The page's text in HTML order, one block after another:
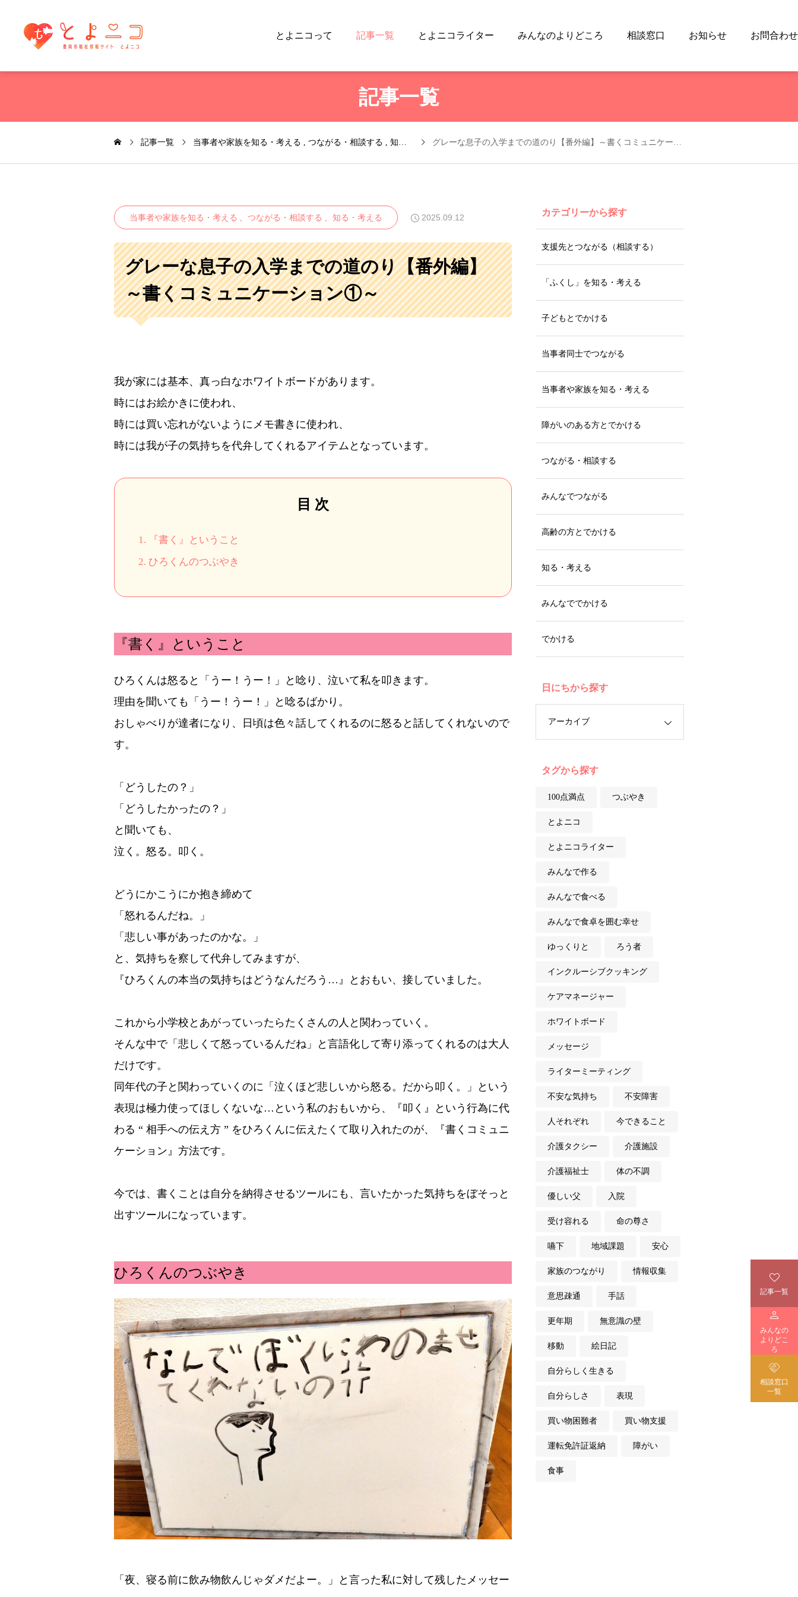
とよニコって 記事一覧 とよニコライター みんなのよりどころ 相談窓口 お知らせ お問合わせ

記事一覧

みんなの
よりどこ
ろ

相談窓口
一覧
記事一覧
記事一覧 当事者や家族を知る・考える つながる・相談する 知る・考える グレーな息子の入学までの道のり【番外編】～書くコミュニケーション①～
当事者や家族を知る・考える つながる・相談する 知る・考える 2025.09.12
グレーな息子の入学までの道のり【番外編】
～書くコミュニケーション①～
我が家には基本、真っ白なホワイトボードがあります。
時にはお絵かきに使われ、
時には買い忘れがないようにメモ書きに使われ、
時には我が子の気持ちを代弁してくれるアイテムとなっています。
目 次
1. 『書く』ということ
2. ひろくんのつぶやき
『書く』ということ
ひろくんは怒ると「うー！うー！」と唸り、泣いて私を叩きます。
理由を聞いても「うー！うー！」と唸るばかり。
おしゃべりが達者になり、日頃は色々話してくれるのに怒ると話してくれないので
す。
「どうしたの？」
「どうしたかったの？」
と聞いても、
泣く。怒る。叩く。
どうにかこうにか抱き締めて
「怒れるんだね。」
「悲しい事があったのかな。」
と、気持ちを察して代弁してみますが、
『ひろくんの本当の気持ちはどうなんだろう…』とおもい、接していました。
これから小学校とあがっていったらたくさんの人と関わっていく。
そんな中で「悲しくて怒っているんだね」と言語化して寄り添ってくれるのは大人
だけです。
同年代の子と関わっていくのに「泣くほど悲しいから怒る。だから叩く。」という
表現は極力使ってほしくないな…という私のおもいから、『叩く』という行為に代
わる “ 相手への伝え方 ” をひろくんに伝えたくて取り入れたのが、『書くコミュニ
ケーション』方法です。
今では、書くことは自分を納得させるツールにも、言いたかった気持ちをぼそっと
出すツールになっています。
ひろくんのつぶやき
「夜、寝る前に飲み物飲んじゃダメだよー。」と言った私に対して残したメッセー
カテゴリーから探す
支援先とつながる（相談する）
「ふくし」を知る・考える
子どもとでかける
当事者同士でつながる
当事者や家族を知る・考える
障がいのある方とでかける
つながる・相談する
みんなでつながる
高齢の方とでかける
知る・考える
みんなででかける
でかける
日にちから探す
タグから探す
100点満点 つぶやき
とよニコ
とよニコライター
みんなで作る
みんなで食べる
みんなで食卓を囲む幸せ
ゆっくりと ろう者
インクルーシブクッキング
ケアマネージャー
ホワイトボード
メッセージ
ライターミーティング
不安な気持ち 不安障害
人それぞれ 今できること
介護タクシー 介護施設
介護福祉士 体の不調
優しい父 入院
受け容れる 命の尊さ
嚥下 地域課題 安心
家族のつながり 情報収集
意思疎通 手話
更年期 無意識の壁
移動 絵日記
自分らしく生きる
自分らしさ 表現
買い物困難者 買い物支援
運転免許証返納 障がい
食事